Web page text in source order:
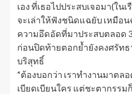
เอง ที่เธอไปประสบเจอมา(ใน
จะเล่าให้ฟังชนิดแฉยับ เหมือ
ความอึดอัดที่มาประสบตลอด
ก่อนปิดท้ายตอกย้ำยังคงศรัทธ
บริสุทธิ์
“ต้องบอกว่า เราทำงานมาตลอ
เบียดเบียนใคร แต่ชะตากรร